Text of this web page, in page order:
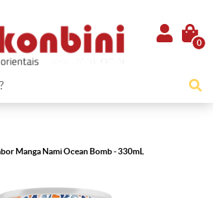
0
Manga Nami Ocean Bomb - 330mL